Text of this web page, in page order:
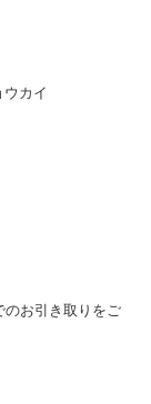
カイ
のお引き取りをご